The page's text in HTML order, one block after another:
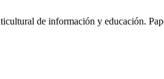
de información y educación.